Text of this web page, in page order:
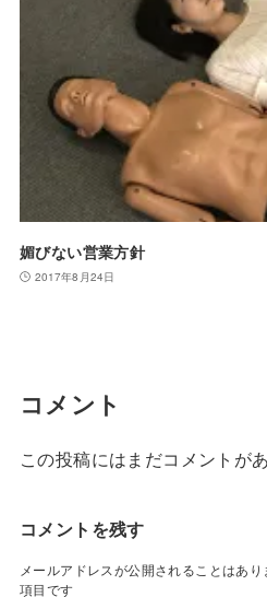
媚びない営業方針
2017年8月24日
コメント
この投稿にはまだコメントが
コメントを残す
メールアドレスが公開されることはあり
項目です